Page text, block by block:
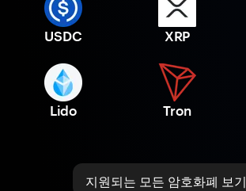
USDC XRP
Lido Tron
지원되는 모든 암호화폐 보기